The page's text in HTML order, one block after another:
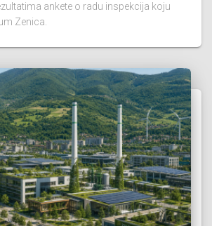
ankete o radu inspekcija koju
Zenica.